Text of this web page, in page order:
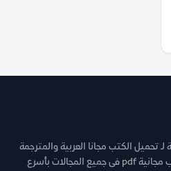
تحميل الكتب مجانا العربية والمترجمة
والروايات والقصص وغيرها من كتب مجانية pdf فى جميع المجالات بأسرع